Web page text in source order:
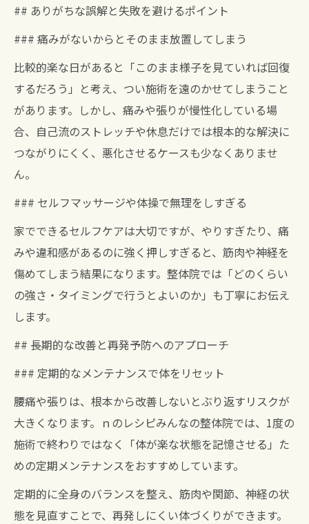
## ありがちな誤解と失敗を避けるポイント
### 痛みがないからとそのまま放置してしまう
比較的楽な日があると「このまま様子を見ていれば回復
するだろう」と考え、つい施術を遠のかせてしまうこと
があります。しかし、痛みや張りが慢性化している場
合、自己流のストレッチや休息だけでは根本的な解決に
つながりにくく、悪化させるケースも少なくありませ
ん。
### セルフマッサージや体操で無理をしすぎる
家でできるセルフケアは大切ですが、やりすぎたり、痛
みや違和感があるのに強く押しすぎると、筋肉や神経を
傷めてしまう結果になります。整体院では「どのくらい
の強さ・タイミングで行うとよいのか」も丁寧にお伝え
します。
## 長期的な改善と再発予防へのアプローチ
### 定期的なメンテナンスで体をリセット
腰痛や張りは、根本から改善しないとぶり返すリスクが
大きくなります。ｎのレシピみんなの整体院では、1度の
施術で終わりではなく「体が楽な状態を記憶させる」た
めの定期メンテナンスをおすすめしています。
定期的に全身のバランスを整え、筋肉や関節、神経の状
態を見直すことで、再発しにくい体づくりができます。